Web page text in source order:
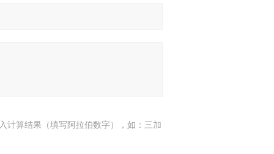
计算结果（填写阿拉伯数字），如：三加